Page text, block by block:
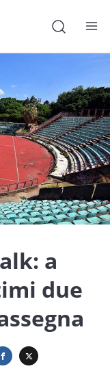
a
due